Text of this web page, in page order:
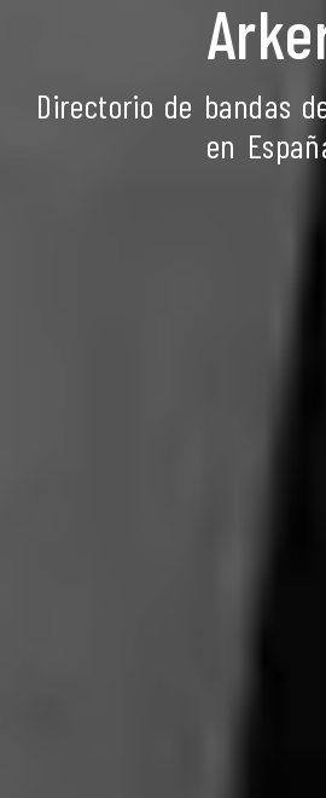
Directorio de bandas
en